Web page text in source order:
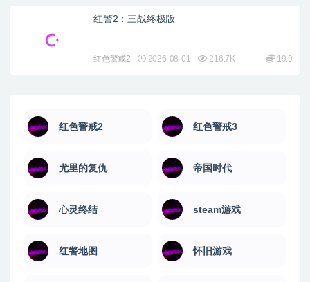
红警2：三战终极版
红色警戒2 2026-08-01 216.7K 19.9
红色警戒2 红色警戒3
尤里的复仇 帝国时代
心灵终结 steam游戏
红警地图 怀旧游戏